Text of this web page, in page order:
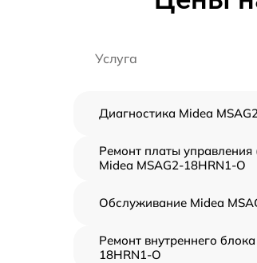
Услуга
Диагностика Midea
Ремонт платы управления
Midea MSAG2-18HRN1-O
Обслуживание Midea
Ремонт внутреннего
18HRN1-O